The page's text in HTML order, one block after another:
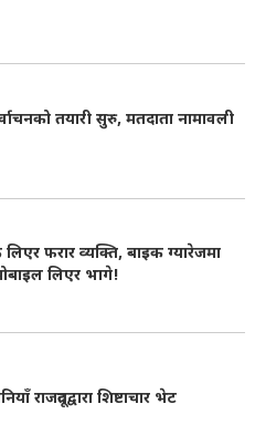
तयारी सुरु, मतदाता नामावली
फरार व्यक्ति, बाइक ग्यारेजमा
लिएर भागे!
राजदूतद्वारा शिष्टाचार भेट